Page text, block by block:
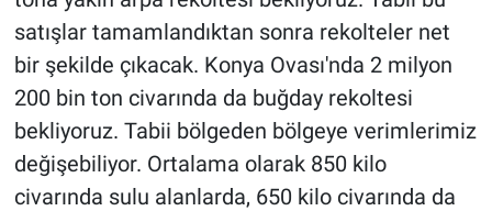
satışlar tamamlandıktan sonra rekolteler net
bir şekilde çıkacak. Konya Ovası'nda 2 milyon
200 bin ton civarında da buğday rekoltesi
bekliyoruz. Tabii bölgeden bölgeye verimlerimiz
değişebiliyor. Ortalama olarak 850 kilo
civarında sulu alanlarda, 650 kilo civarında da